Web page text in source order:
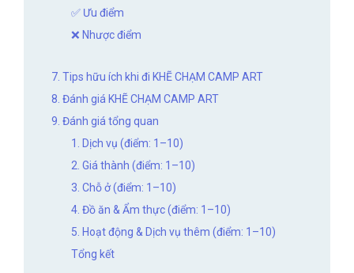
✅ Ưu điểm
❌ Nhược điểm
7. Tips hữu ích khi đi KHẼ CHẠM CAMP ART
8. Đánh giá KHẼ CHẠM CAMP ART
9. Đánh giá tổng quan
1. Dịch vụ (điểm: 1–10)
2. Giá thành (điểm: 1–10)
3. Chỗ ở (điểm: 1–10)
4. Đồ ăn & Ẩm thực (điểm: 1–10)
5. Hoạt động & Dịch vụ thêm (điểm: 1–10)
Tổng kết